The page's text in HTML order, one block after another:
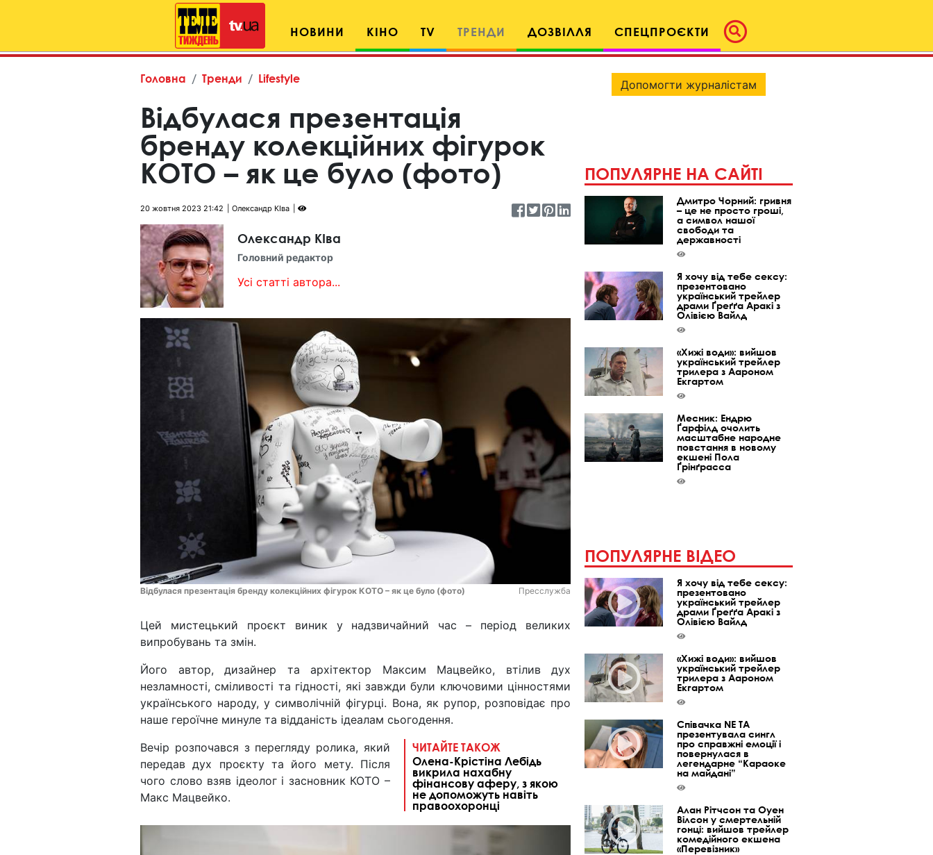
НОВИНИ КІНО TV ТРЕНДИ ДОЗВІЛЛЯ СПЕЦПРОЄКТИ
Головна Тренди Lifestyle
Відбулася презентація
бренду колекційних фігурок
КОТО – як це було (фото)
20 жовтня 2023 21:42 Олександр КІва
Олександр КІва
Головний редактор
Усі статті автора...
Відбулася презентація бренду колекційних фігурок КОТО – як це було (фото) Пресслужба
Цей мистецький проєкт виник у надзвичайний час – період великих
випробувань та змін.
Його автор, дизайнер та архітектор Максим Мацвейко, втілив дух
незламності, сміливості та гідності, які завжди були ключовими цінностями
українського народу, у символічній фігурці. Вона, як рупор, розповідає про
наше героїчне минуле та відданість ідеалам сьогодення.
ЧИТАЙТЕ ТАКОЖ
Олена-Крістіна Лебідь
викрила нахабну
фінансову аферу, з якою
не допоможуть навіть
правоохоронці
Вечір розпочався з перегляду ролика, який
передав дух проєкту та його мету. Після
чого слово взяв ідеолог і засновник КОТО –
Макс Мацвейко.
Допомогти журналістам
ПОПУЛЯРНЕ НА САЙТІ
Дмитро Чорний: гривня
– це не просто гроші,
а символ нашої
свободи та
державності
Я хочу від тебе сексу:
презентовано
український трейлер
драми Ґреґґа Аракі з
Олівією Вайлд
«Хижі води»: вийшов
український трейлер
трилера з Аароном
Екгартом
Месник: Ендрю
Ґарфілд очолить
масштабне народне
повстання в новому
екшені Пола
Ґрінґрасса
ПОПУЛЯРНЕ ВІДЕО
Я хочу від тебе сексу:
презентовано
український трейлер
драми Ґреґґа Аракі з
Олівією Вайлд
«Хижі води»: вийшов
український трейлер
трилера з Аароном
Екгартом
Співачка NE TA
презентувала сингл
про справжні емоції і
повернулася в
легендарне “Караоке
на майдані”
Алан Рітчсон та Оуен
Вілсон у смертельній
гонці: вийшов трейлер
комедійного екшена
«Перевізник»